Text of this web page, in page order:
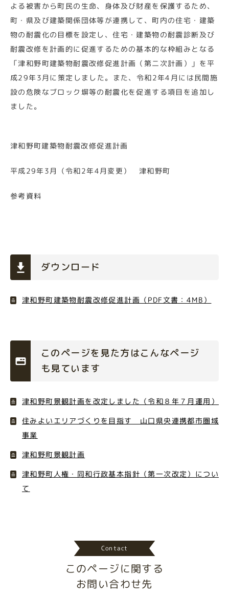
よる被害から町民の生命、身体及び財産を保護するため、
町・県及び建築関係団体等が連携して、町内の住宅・建築
物の耐震化の目標を設定し、住宅・建築物の耐震診断及び
耐震改修を計画的に促進するための基本的な枠組みとなる
「津和野町建築物耐震改修促進計画（第二次計画）」を平
成29年3月に策定しました。また、令和2年4月には民間施
設の危険なブロック塀等の耐震化を促進する項目を追加し
ました。
津和野町建築物耐震改修促進計画
平成29年3月（令和2年4月変更） 津和野町
参考資料
ダウンロード
津和野町建築物耐震改修促進計画（PDF文書：4MB）
このページを見た方はこんなページ
も見ています
津和野町景観計画を改定しました（令和８年７月運用）
住みよいエリアづくりを目指す 山口県央連携都市圏域
事業
津和野町景観計画
津和野町人権・同和行政基本指針（第一次改定）につい
て
Contact
このページに関する
お問い合わせ先